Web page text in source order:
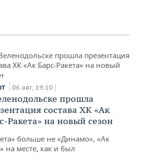
06 авг, 19:10
прошла
состава ХК «Ак
Ракета» на новый сезон
больше не «Динамо», «Ак
на месте, как и был